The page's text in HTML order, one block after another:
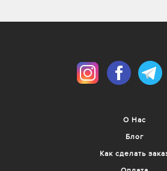
О Нас
Блог
Как сделать